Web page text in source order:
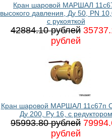
Кран шаровой МАРШАЛ
высокого давления, Ду 50, PN
с рукояткой
42884.10 рублей
рублей
Кран шаровой МАРШАЛ 11с67п
Ду 200, Ру 16, с редуктором
95993.80 рублей
рублей